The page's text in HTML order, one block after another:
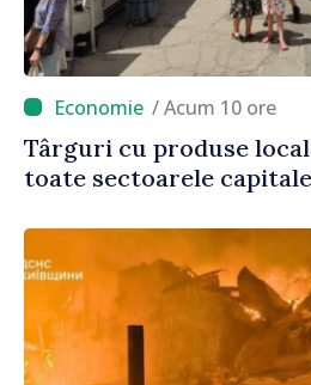
/ Acum 10 ore
Târguri cu produse
toate sectoarele